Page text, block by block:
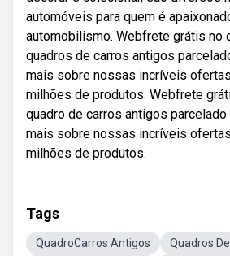
automóveis para quem é
automobilismo. Webfrete grátis no
quadros de carros antigos
mais sobre nossas incríveis
milhões de produtos. Webfrete
quadro de carros antigos
mais sobre nossas incríveis
milhões de produtos.
Tags
QuadroCarros Antigos
Quadros